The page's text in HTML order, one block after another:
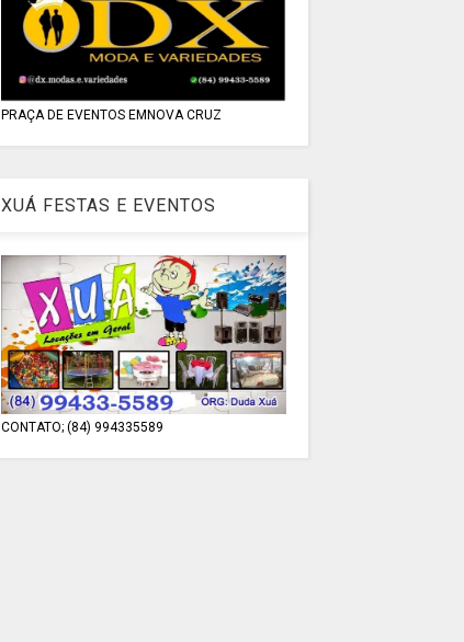
PRAÇA DE EVENTOS EMNOVA CRUZ
XUÁ FESTAS E EVENTOS
CONTATO; (84) 994335589